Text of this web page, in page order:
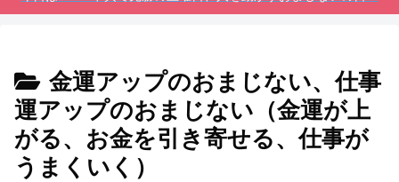
金運アップのおまじない、仕事
運アップのおまじない（金運が上
がる、お金を引き寄せる、仕事が
うまくいく）